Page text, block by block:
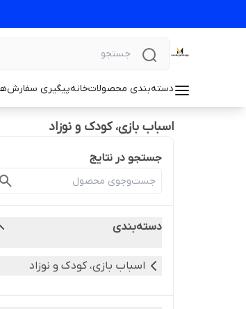
دسته‌بندی محصولاتخانهپیگیری سفارش
اسباب بازی، کودک و نوزاد
جستجو در نتایج
دسته‌بندی
اسباب بازی، کودک و نوزاد